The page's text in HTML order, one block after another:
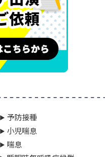
予防接種
小児喘息
喘息